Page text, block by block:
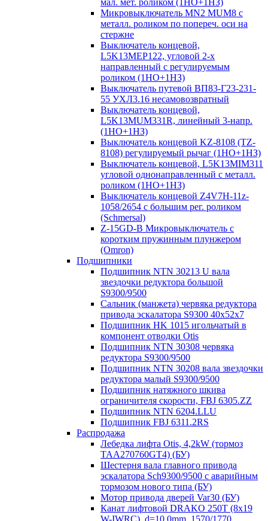
мал. мет. роликом (1НО+1НЗ)
Микровыключатель MN2 MUM8 с
металл. роликом по попереч. оси на
стержне
Выключатель концевой,
L5K13MEP122, угловой 2-х
направленный с регулируемым
роликом (1НО+1НЗ)
Выключатель путевой ВП83-Г23-231-
55 УХЛ3.16 несамовозвратный
Выключатель концевой,
L5K13MUM331R, линейный 3-напр.
(1НО+1НЗ)
Выключатель концевой KZ-8108 (TZ-
8108) регулируемый рычаг (1НО+1НЗ)
Выключатель концевой, L5K13MIM311
угловой однонаправленный с металл.
роликом (1НО+1НЗ)
Выключатель концевой Z4V7H-11z-
1058/2654 с большим рег. роликом
(Schmersal)
Z-15GD-B Микровыключатель с
коротким пружинным плунжером
(Omron)
Подшипники
Подшипник NTN 30213 U вала
звездочки редуктора большой
S9300/9500
Сальник (манжета) червяка редуктора
привода эскалатора S9300 40х52х7
Подшипник HK 1015 игольчатый в
компонент отводки Otis
Подшипник NTN 30308 червяка
редуктора S9300/9500
Подшипник NTN 30208 вала звездочки
редуктора малый S9300/9500
Подшипник натяжного шкива
ограничителя скорости, FBJ 6305.ZZ
Подшипник NTN 6204.LLU
Подшипник FBJ 6311.2RS
Распродажа
Лебедка лифта Otis, 4,2kW (тормоз
TAA270760GT4) (БУ)
Шестерня вала главного привода
эскалатора Sch9300/9500 с аварийным
тормозом нового типа (БУ)
Мотор привода дверей Var30 (БУ)
Канат лифтовой DRAKO 250T (8x19
W-IWRC), d=10.0mm, 1570/1770